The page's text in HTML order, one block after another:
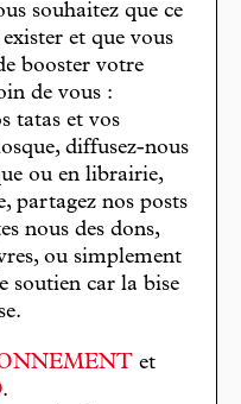
souhaitez que ce
et que vous
booster votre
de vous :
tatas et vos
diffusez-nous
ou en librairie,
partagez nos posts
nous des dons,
ou simplement
soutien car la bise
et
.